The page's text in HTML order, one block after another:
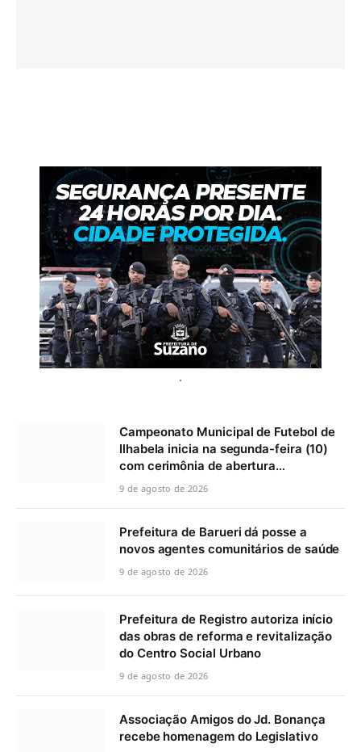
.
Campeonato Municipal de Futebol de
Ilhabela inicia na segunda-feira (10)
com cerimônia de abertura…
9 de agosto de 2026
Prefeitura de Barueri dá posse a
novos agentes comunitários de saúde
9 de agosto de 2026
Prefeitura de Registro autoriza início
das obras de reforma e revitalização
do Centro Social Urbano
9 de agosto de 2026
Associação Amigos do Jd. Bonança
recebe homenagem do Legislativo